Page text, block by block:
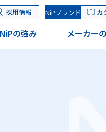
採用情報 NiPブランド カ
NiPの強み メーカー